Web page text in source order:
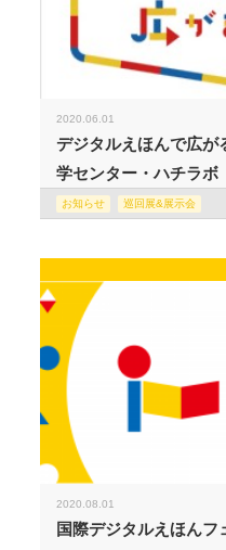
2020.06.01
デジタルえほんで広が
学センター・ハチラボ
お知らせ 巡回展&展示会
2020.08.01
国際デジタルえほん